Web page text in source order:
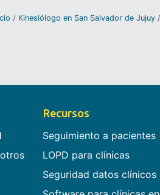
Kinesiólogo en San Salvador de Jujuy
Recursos
Seguimiento a pacientes
LOPD para clínicas
Seguridad datos clínicos